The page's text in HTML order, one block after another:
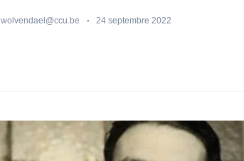
wolvendael@ccu.be 24 septembre 2022